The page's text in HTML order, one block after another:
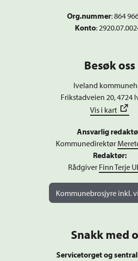
Org.nummer:864
Konto:
Besøk oss
Iveland
Frikstadveien 20, 4724
Vis i kart
Ansvarlig
Kommunedirektør
Redaktør:
Rådgiver Finn Terje
Kommunebrosjyre inkl.
Snakk med
Servicetorget og